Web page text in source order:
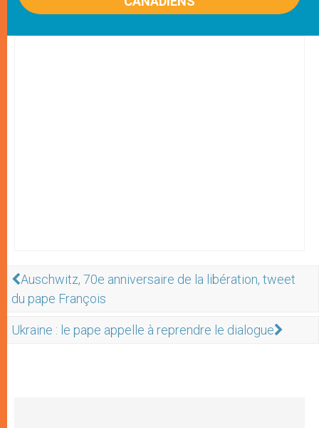
Auschwitz, 70e anniversaire de la libération, tweet
du pape François
Ukraine : le pape appelle à reprendre le dialogue